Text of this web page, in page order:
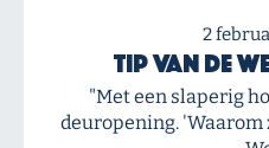
2
Tip van de
"Met een slaperig
deuropening.